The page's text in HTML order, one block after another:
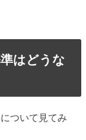
はどうな
ついて見てみ